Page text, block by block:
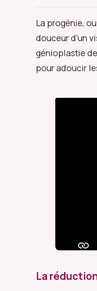
La progénie,
douceur d’un
génioplastie
pour adoucir
La